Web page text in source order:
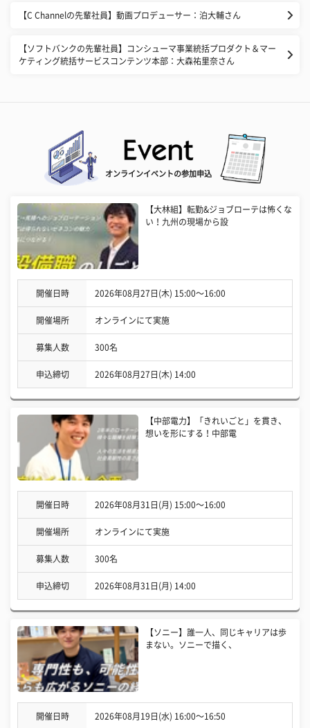
【C Channelの先輩社員】動画プロデューサー：泊大輔さん
【ソフトバンクの先輩社員】コンシューマ事業統括プロダクト＆マー
ケティング統括サービスコンテンツ本部：大森祐里奈さん
オンラインイベントの参加申込
【大林組】転勤&ジョブローテは怖くな
い！九州の現場から設
開催日時 2026年08月27日(木) 15:00〜16:00
開催場所 オンラインにて実施
募集人数 300名
申込締切 2026年08月27日(木) 14:00
【中部電力】「きれいごと」を貫き、
想いを形にする！中部電
開催日時 2026年08月31日(月) 15:00〜16:00
開催場所 オンラインにて実施
募集人数 300名
申込締切 2026年08月31日(月) 14:00
【ソニー】誰一人、同じキャリアは歩
まない。ソニーで描く、
開催日時 2026年08月19日(水) 16:00〜16:50